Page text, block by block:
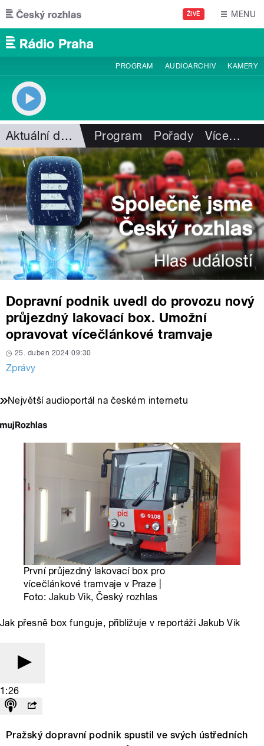
Přejít k hlavnímu obsahu
ŽIVĚ MENU
PROGRAM AUDIOARCHIV KAMERY
Aktuální dění Program Pořady Více…
Dopravní podnik uvedl do provozu nový
průjezdný lakovací box. Umožní
opravovat vícečlánkové tramvaje
25. duben 2024 09:30
Zprávy
Největší audioportál na českém internetu
První průjezdný lakovací box pro
vícečlánkové tramvaje v Praze |
Foto: Jakub Vik, Český rozhlas
Jak přesně box funguje, přibližuje v reportáži Jakub Vik
1:26
Pražský dopravní podnik spustil ve svých ústředních